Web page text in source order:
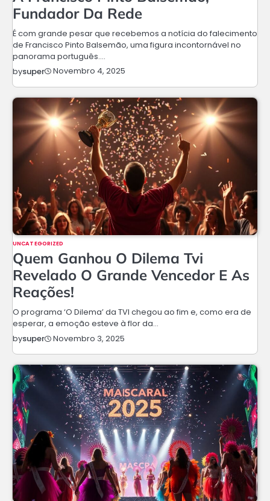
Fundador Da Rede
É com grande pesar que recebemos a notícia do falecimento
de Francisco Pinto Balsemão, uma figura incontornável no
panorama português.…
bysuper Novembro 4, 2025
UNCATEGORIZED
Quem Ganhou O Dilema Tvi
Revelado O Grande Vencedor E As
Reações!
O programa ‘O Dilema’ da TVI chegou ao fim e, como era de
esperar, a emoção esteve à flor da…
bysuper Novembro 3, 2025